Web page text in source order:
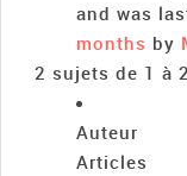
and was
months by
2 sujets de 1 à
Auteur
Articles